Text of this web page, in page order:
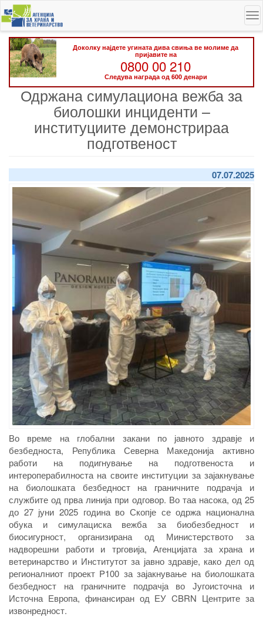
Skip
to
main
content
Доколку најдете угината дива свиња ве молиме да
пријавите на
0800 00 210
Следува награда од 600 денари
Одржана симулациона вежба за
биолошки инциденти –
институциите демонстрираа
подготвеност
07.07.2025
Во време на глобални закани по јавното здравје и
безбедноста, Република Северна Македонија активно
работи на подигнување на подготвеноста и
интероперабилноста на своите институции за зајакнување
на биолошката безбедност на граничните подрачја и
службите од прва линија при одговор. Во таа насока, од 25
до 27 јуни 2025 година во Скопје се одржа национална
обука и симулациска вежба за биобезбедност и
биосигурност, организирана од Министерството за
надворешни работи и трговија, Агенцијата за храна и
ветеринарство и Институтот за јавно здравје, како дел од
регионалниот проект P100 за зајакнување на биолошката
безбедност на граничните подрачја во Југоисточна и
Источна Европа, финансиран од ЕУ CBRN Центрите за
извонредност.